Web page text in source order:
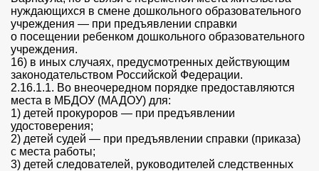
нуждающихся в смене дошкольного образовательного
учреждения — при предъявлении справки
о посещении ребенком дошкольного образовательного
учреждения.
16) в иных случаях, предусмотренных действующим
законодательством Российской Федерации.
2.16.1.1. Во внеочередном порядке предоставляются
места в МБДОУ (МАДОУ) для:
1) детей прокуроров — при предъявлении
удостоверения;
2) детей судей — при предъявлении справки (приказа)
с места работы;
3) детей следователей, руководителей следственных